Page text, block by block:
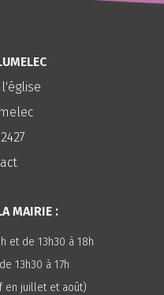
MAIRIE :
et de 13h30 à 18h
13h30 à 17h
en juillet et août)